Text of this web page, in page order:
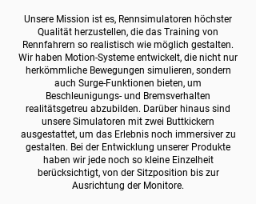
Unsere Mission ist es, Rennsimulatoren höchster
Qualität herzustellen, die das Training von
Rennfahrern so realistisch wie möglich gestalten.
Wir haben Motion-Systeme entwickelt, die nicht nur
herkömmliche Bewegungen simulieren, sondern
auch Surge-Funktionen bieten, um
Beschleunigungs- und Bremsverhalten
realitätsgetreu abzubilden. Darüber hinaus sind
unsere Simulatoren mit zwei Buttkickern
ausgestattet, um das Erlebnis noch immersiver zu
gestalten. Bei der Entwicklung unserer Produkte
haben wir jede noch so kleine Einzelheit
berücksichtigt, von der Sitzposition bis zur
Ausrichtung der Monitore.